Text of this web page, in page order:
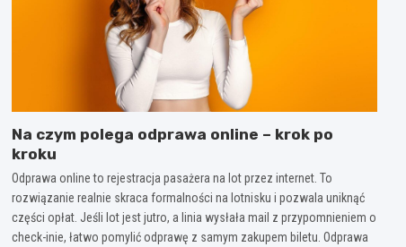
Na czym polega odprawa online – krok po
kroku
Odprawa online to rejestracja pasażera na lot przez internet. To
rozwiązanie realnie skraca formalności na lotnisku i pozwala uniknąć
części opłat. Jeśli lot jest jutro, a linia wysłała mail z przypomnieniem o
check-inie, łatwo pomylić odprawę z samym zakupem biletu. Odprawa